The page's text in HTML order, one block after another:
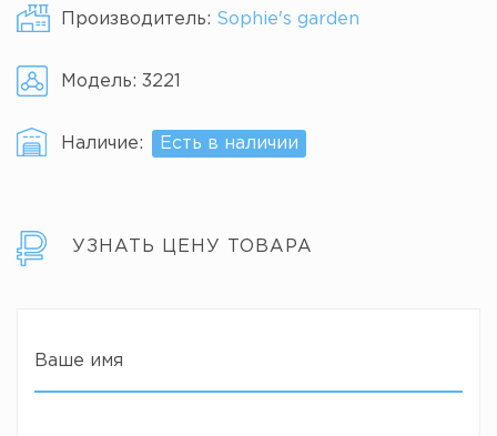
Производитель: Sophie's garden
Модель: 3221
Наличие: Есть в наличии
УЗНАТЬ ЦЕНУ ТОВАРА
Ваше имя